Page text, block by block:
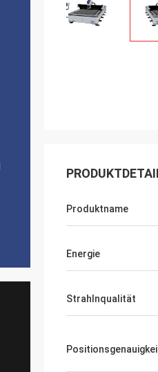
Produktname
Energie
Strahlnqualität